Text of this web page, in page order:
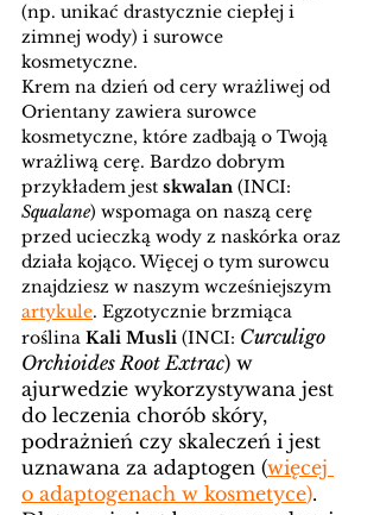
(np. unikać drastycznie ciepłej i
zimnej wody) i surowce
kosmetyczne.
Krem na dzień od cery wrażliwej od
Orientany zawiera surowce
kosmetyczne, które zadbają o Twoją
wrażliwą cerę. Bardzo dobrym
przykładem jest skwalan (INCI:
Squalane) wspomaga on naszą cerę
przed ucieczką wody z naskórka oraz
działa kojąco. Więcej o tym surowcu
znajdziesz w naszym wcześniejszym
artykule. Egzotycznie brzmiąca
roślina Kali Musli (INCI: Curculigo
Orchioides Root Extrac) w
ajurwedzie wykorzystywana jest
do leczenia chorób skóry,
podrażnień czy skaleczeń i jest
uznawana za adaptogen (więcej
o adaptogenach w kosmetyce).